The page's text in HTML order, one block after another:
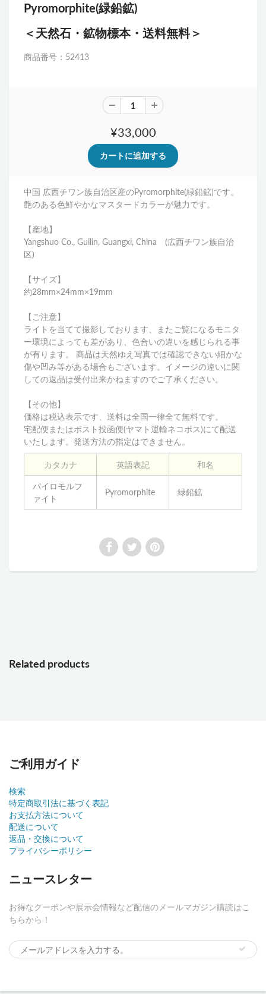
Pyromorphite(緑鉛鉱)
＜天然石・鉱物標本・送料無料＞
商品番号：52413
¥33,000
中国 広西チワン族自治区産のPyromorphite(緑鉛鉱)です。
艶のある色鮮やかなマスタードカラーが魅力です。
【産地】
Yangshuo Co., Guilin, Guangxi, China (広西チワン族自治
区)
【サイズ】
約28mm×24mm×19mm
【ご注意】
ライトを当てて撮影しております、またご覧になるモニタ
ー環境によっても差があり、色合いの違いを感じられる事
が有ります。 商品は天然ゆえ写真では確認できない細かな
傷や凹み等がある場合もございます。イメージの違いに関
しての返品は受付出来かねますのでご了承ください。
【その他】
価格は税込表示です、送料は全国一律全て無料です。
宅配便またはポスト投函便(ヤマト運輸ネコポス)にて配送
いたします。発送方法の指定はできません。
カタカナ 英語表記 和名
パイロモルフ
ァイト
Pyromorphite 緑鉛鉱
Related products
ご利用ガイド
検索
特定商取引法に基づく表記
お支払方法について
配送について
返品・交換について
プライバシーポリシー
ニュースレター
お得なクーポンや展示会情報など配信のメールマガジン購読はこ
ちらから！